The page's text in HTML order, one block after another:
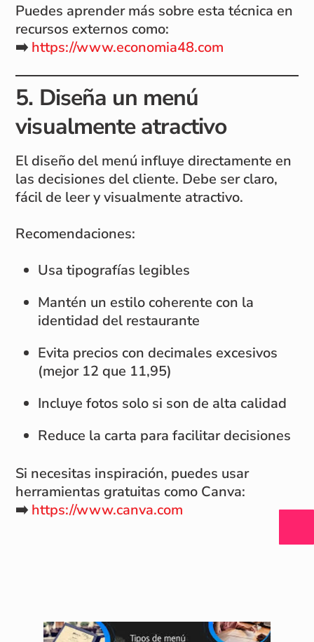
Puedes aprender más sobre esta técnica en
recursos externos como:
➡️ https://www.economia48.com
5. Diseña un menú
visualmente atractivo
El diseño del menú influye directamente en
las decisiones del cliente. Debe ser claro,
fácil de leer y visualmente atractivo.
Recomendaciones:
Usa tipografías legibles
Mantén un estilo coherente con la
identidad del restaurante
Evita precios con decimales excesivos
(mejor 12 que 11,95)
Incluye fotos solo si son de alta calidad
Reduce la carta para facilitar decisiones
Si necesitas inspiración, puedes usar
herramientas gratuitas como Canva:
➡️ https://www.canva.com